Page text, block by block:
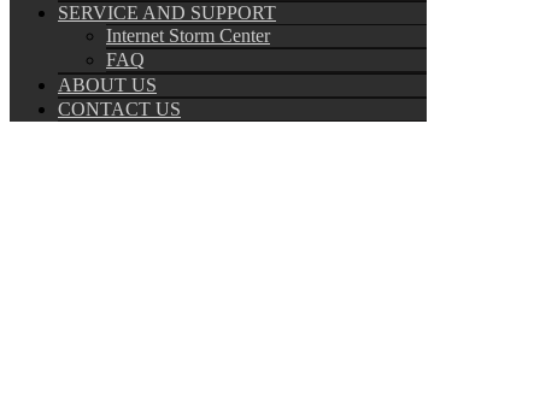
SERVICE AND SUPPORT
Internet Storm Center
FAQ
ABOUT US
CONTACT US